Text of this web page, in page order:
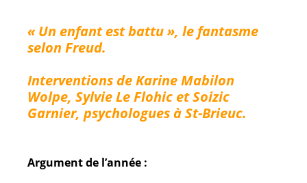
« Un enfant est battu », le fantasme
selon Freud.
Interventions de Karine Mabilon
Wolpe, Sylvie Le Flohic et Soizic
Garnier, psychologues à St-Brieuc.
Argument de l’année :